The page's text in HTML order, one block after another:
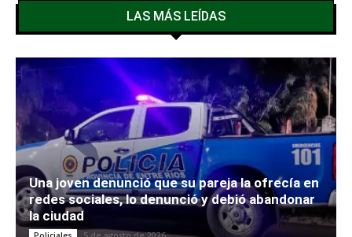
LAS MÁS LEÍDAS
Una joven denunció que su pareja la ofrecía en
redes sociales, lo denunció y debió abandonar
la ciudad